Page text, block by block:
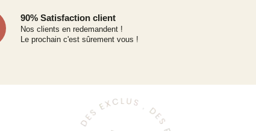
90% Satisfaction client
Nos clients en redemandent !
Le prochain c'est sûrement vous !